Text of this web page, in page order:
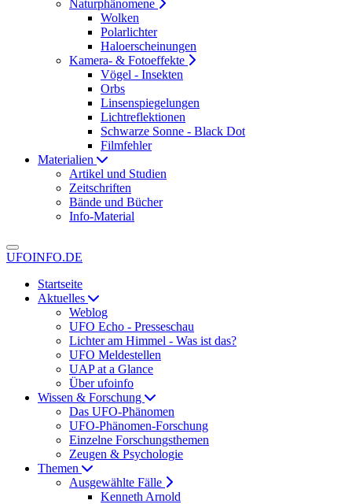
Naturphänomene
Wolken
Polarlichter
Haloerscheinungen
Kamera- & Fotoeffekte
Vögel - Insekten
Orbs
Linsenspiegelungen
Lichtreflektionen
Schwarze Sonne - Black Dot
Filmfehler
Materialien
Artikel und Studien
Zeitschriften
Bände und Bücher
Info-Material
UFOINFO.DE
Startseite
Aktuelles
Weblog
UFO Echo - Presseschau
Lichter am Himmel - Was ist das?
UFO Meldestellen
UAP at a Glance
Über ufoinfo
Wissen & Forschung
Das UFO-Phänomen
UFO-Phänomen-Forschung
Einzelne Forschungsthemen
Zeugen & Psychologie
Themen
Ausgewählte Fälle
Kenneth Arnold